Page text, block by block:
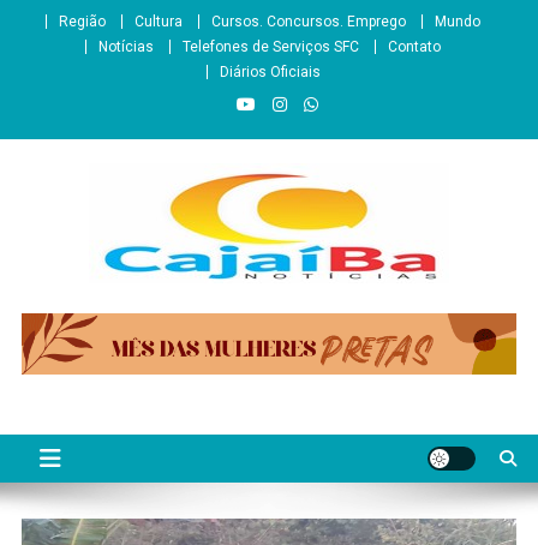
Região Cultura Cursos. Concursos. Emprego
Mundo
Notícias
Telefones de Serviços SFC
Contato
Diários Oficiais
CajaíbaNotícias